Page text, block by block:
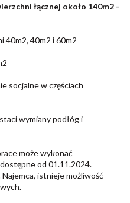
łącznej około 140m2 -
40m2, 40m2 i 60m2
socjalne w częściach
wymiany podłóg i
może wykonać
od 01.11.2024.
istnieje możliwość